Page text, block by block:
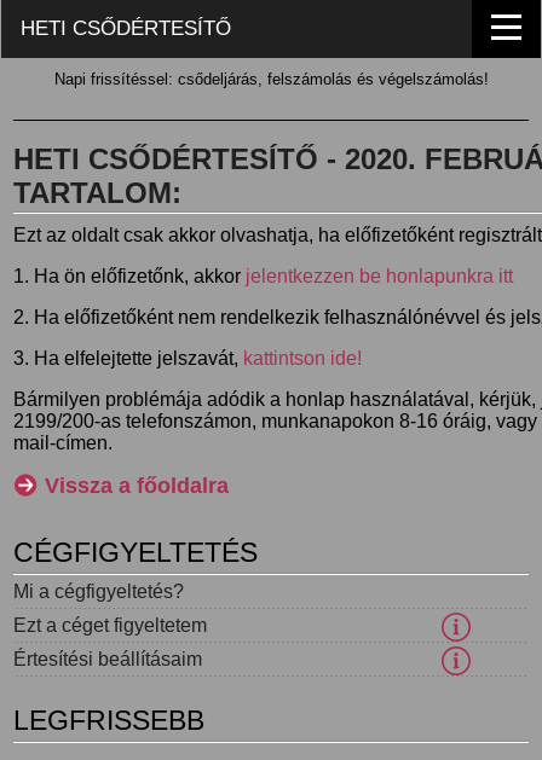
HETI CSŐDÉRTESÍTŐ
Napi frissítéssel: csődeljárás, felszámolás és végelszámolás!
HETI CSŐDÉRTESÍTŐ - 2020.
TARTALOM:
Ezt az oldalt csak akkor olvashatja, ha előfizetőként
1. Ha ön előfizetőnk, akkor jelentkezzen be honlapunkra itt
2. Ha előfizetőként nem rendelkezik felhasználónévvel és
3. Ha elfelejtette jelszavát, kattintson ide!
Bármilyen problémája adódik a honlap használatával,
2199/200-as telefonszámon, munkanapokon 8-16 óráig,
mail-címen.
Vissza a főoldalra
CÉGFIGYELTETÉS
Mi a cégfigyeltetés?
Ezt a céget figyeltetem
Értesítési beállításaim
LEGFRISSEBB